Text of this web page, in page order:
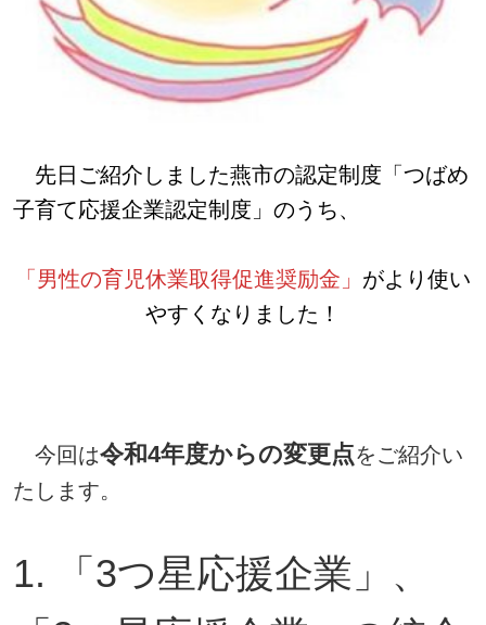
先日ご紹介しました燕市の認定制度「つばめ
子育て応援企業認定制度」のうち、
「男性の育児休業取得促進奨励金」 がより使い
やすくなりました！
今回は令和4年度からの変更点をご紹介い
たします。
1. 「3つ星応援企業」、